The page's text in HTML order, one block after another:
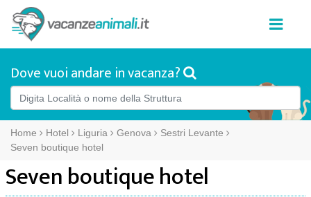
Dove vuoi andare in vacanza?
Home Hotel Liguria Genova
Sestri Levante
Seven boutique hotel
Seven boutique hotel